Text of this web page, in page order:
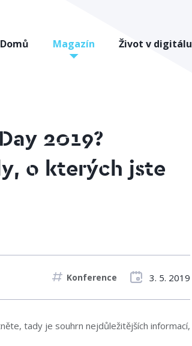
Domů Magazín Život v digitálu
2019?
o kterých jste
Konference 3. 5. 2019
tady je souhrn nejdůležitějších informací,